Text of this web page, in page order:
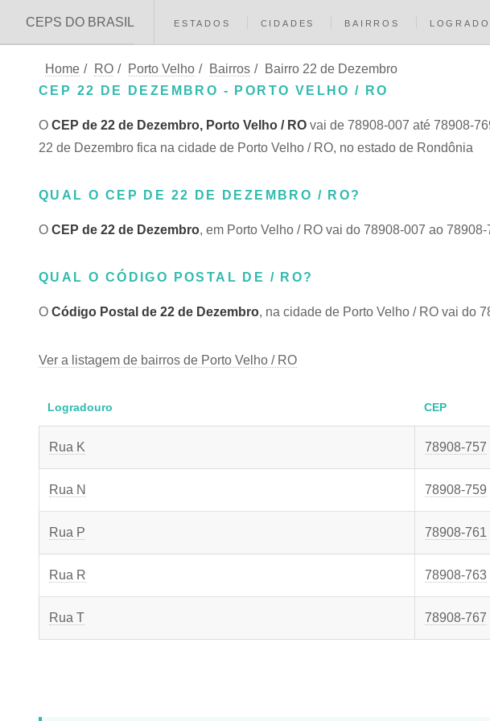
CEPS DO BRASIL ESTADOS CIDADES BAIRROS
Home / RO / Porto Velho / Bairros /
Bairro 22 de Dezembro
CEP 22 DE DEZEMBRO - PORTO VELHO / RO
O CEP de 22 de Dezembro, Porto Velho / RO vai de 78908-007 até 78908-
22 de Dezembro fica na cidade de Porto Velho / RO, no estado de Rondônia
QUAL O CEP DE 22 DE DEZEMBRO / RO?
O CEP de 22 de Dezembro, em Porto Velho / RO vai do 78908-007 ao 78908-
QUAL O CÓDIGO POSTAL DE / RO?
O Código Postal de 22 de Dezembro, na cidade de Porto Velho / RO vai do
Ver a listagem de bairros de Porto Velho / RO
Logradouro CEP
Rua K 78908-757
Rua N 78908-759
Rua P 78908-761
Rua R 78908-763
Rua T 78908-767